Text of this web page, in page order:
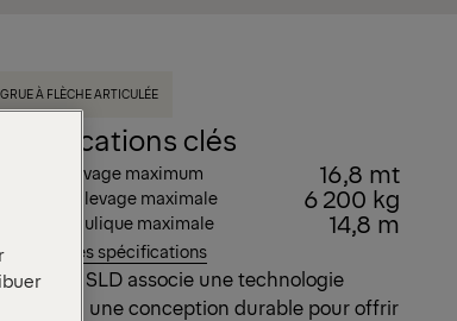
GRUE À FLÈCHE ARTICULÉE
Spécifications clés
de levage maximum 16,8 mt
de levage maximale 6 200 kg
hydraulique maximale 14,8 m
toutes les spécifications
gamme SLD associe une technologie
éprouvée à une conception durable pour offrir